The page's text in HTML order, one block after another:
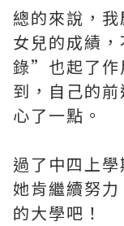
總的來說，
女兒的成績
錄”也起了作
到，自己的
心了一點。
過了中四上
她肯繼續努
的大學吧！